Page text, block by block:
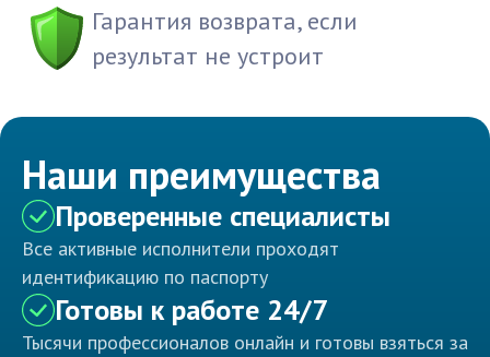
Гарантия возврата, если
результат не устроит
Наши преимущества
Проверенные специалисты
Все активные исполнители проходят
идентификацию по паспорту
Готовы к работе 24/7
Тысячи профессионалов онлайн и готовы взяться за